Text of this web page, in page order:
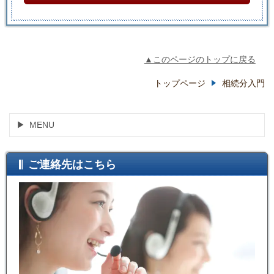
▲このページのトップに戻る
トップページ 相続分入門
MENU
ご連絡先はこちら